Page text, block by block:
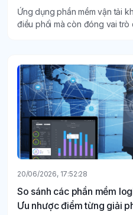
Ứng dụng phần mềm vận tải
điều phối mà còn đóng vai
20/06/2026, 17:52:28
So sánh các phần mềm
Ưu nhược điểm từng giải